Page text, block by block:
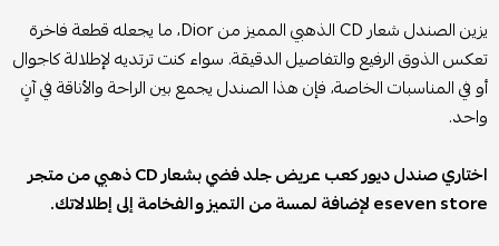
يزين الصندل شعار CD الذهبي المميز من Dior، ما يجعله قطعة فاخرة
تعكس الذوق الرفيع والتفاصيل الدقيقة. سواء كنت ترتديه لإطلالة كاجوال
أو في المناسبات الخاصة، فإن هذا الصندل يجمع بين الراحة والأناقة في آنٍ
واحد.
اختاري صندل ديور كعب عريض جلد فضي بشعار CD ذهبي من متجر
eseven store لإضافة لمسة من التميز والفخامة إلى إطلالاتك.